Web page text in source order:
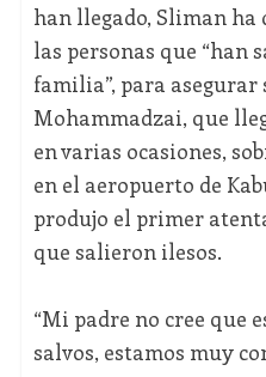
han llegado, Sliman ha
las personas que “han
familia”, para asegurar
Mohammadzai, que
en varias ocasiones,
en el aeropuerto de
produjo el primer
que salieron ilesos.
“Mi padre no cree que
salvos, estamos muy